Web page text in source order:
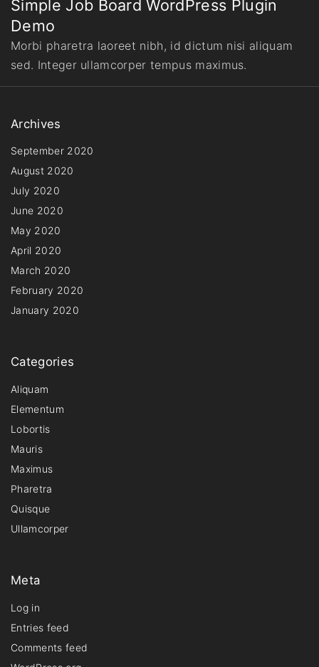
Simple Job Board WordPress Plugin
Demo
Morbi pharetra laoreet nibh, id dictum nisi aliquam
sed. Integer ullamcorper tempus maximus.
Archives
September 2020
August 2020
July 2020
June 2020
May 2020
April 2020
March 2020
February 2020
January 2020
Categories
Aliquam
Elementum
Lobortis
Mauris
Maximus
Pharetra
Quisque
Ullamcorper
Meta
Log in
Entries feed
Comments feed